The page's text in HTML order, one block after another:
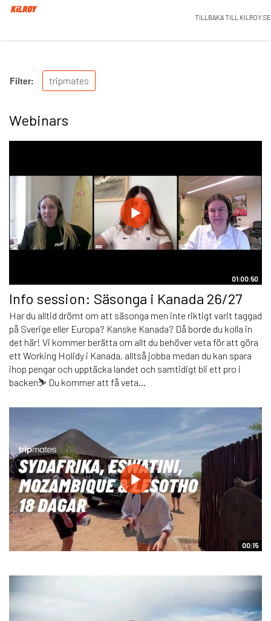
TILLBAKA TILL KILROY.SE
Filter: tripmates
Webinars
01:00:50
Info session: Säsonga i Kanada 26/27
Har du alltid drömt om att säsonga men inte riktigt varit taggad
på Sverige eller Europa? Kanske Kanada? Då borde du kolla in
det här! Vi kommer berätta om allt du behöver veta för att göra
ett Working Holidy i Kanada, alltså jobba medan du kan spara
ihop pengar och upptäcka landet och samtidigt bli ett pro i
backen⛷️ Du kommer att få veta...
00:15